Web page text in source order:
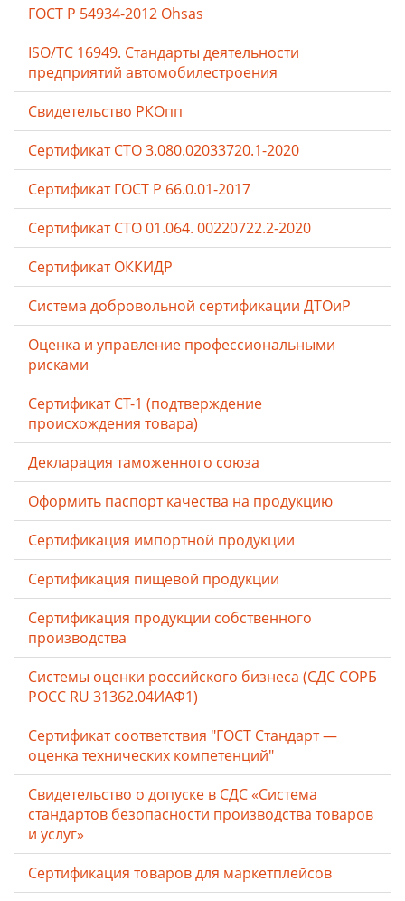
ГОСТ Р 54934-2012 Ohsas
ISO/TC 16949. Стандарты деятельности
предприятий автомобилестроения
Свидетельство РКОпп
Сертификат СТО 3.080.02033720.1-2020
Сертификат ГОСТ Р 66.0.01-2017
Сертификат СТО 01.064. 00220722.2-2020
Сертификат ОККИДР
Система добровольной сертификации ДТОиР
Оценка и управление профессиональными
рисками
Сертификат СТ-1 (подтверждение
происхождения товара)
Декларация таможенного союза
Оформить паспорт качества на продукцию
Сертификация импортной продукции
Сертификация пищевой продукции
Сертификация продукции собственного
производства
Системы оценки российского бизнеса (СДС СОРБ
РОСС RU 31362.04ИАФ1)
Сертификат соответствия "ГОСТ Стандарт —
оценка технических компетенций"
Свидетельство о допуске в СДС «Система
стандартов безопасности производства товаров
и услуг»
Сертификация товаров для маркетплейсов